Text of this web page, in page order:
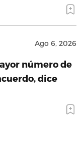
Ago 6, 2026
número de
dice